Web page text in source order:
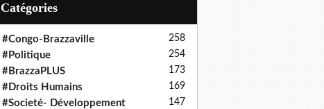
Catégories
#Congo-Brazzaville 258
#Politique 254
#BrazzaPLUS 173
#Droits Humains 169
#Societé- Développement 147